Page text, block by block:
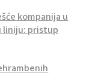
kompanija u
liniju: pristup